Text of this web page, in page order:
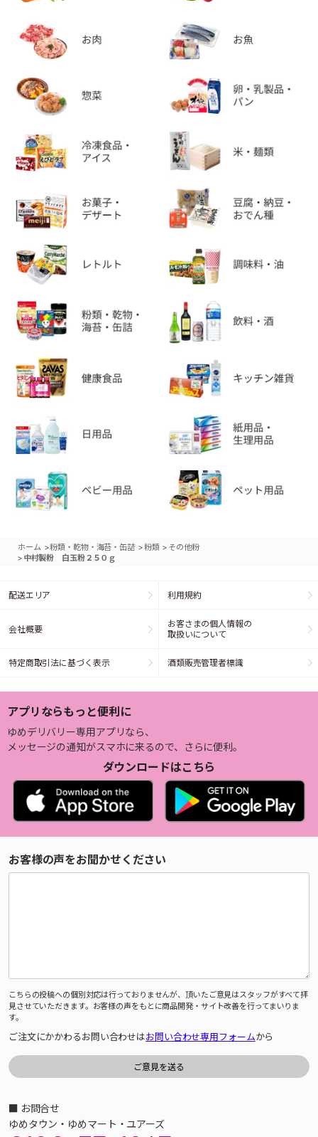
ホーム >粉類・乾物・海苔・缶詰 >粉類 > その他粉
> 中村製粉 白玉粉２５０ｇ
配送エリア 利用規約
会社概要
お客さまの個人情報の
取扱いについて
特定商取引法に基づく表示 酒類販売管理者標識
アプリならもっと便利に
ゆめデリバリー専用アプリなら、
メッセージの通知がスマホに来るので、さらに便利。
ダウンロードはこちら
お客様の声をお聞かせください
こちらの投稿への個別対応は行っておりませんが、頂いたご意見はスタッフがすべて拝
見させていただきます。お客様の声をもとに商品開発・サイト改善を行ってまいりま
す。
ご注文にかかわるお問い合わせはお問い合わせ専用フォームから
■ お問合せ
ゆめタウン・ゆめマート・ユアーズ